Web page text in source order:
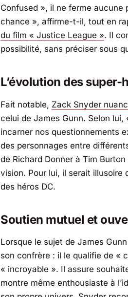
Confused », il ne ferme aucune
chance », affirme-t-il, tout en
du film « Justice League ». Il
possibilité, sans préciser sous
L’évolution des
Fait notable, Zack Snyder
celui de James Gunn. Selon lui,
incarner nos questionnements
des personnages entre
de Richard Donner à Tim
vision. Pour lui, il serait illusoire
des héros DC.
Soutien mutuel et
Lorsque le sujet de James Gunn
son confrère : il le qualifie de «
« incroyable ». Il assure
montre même enthousiaste à